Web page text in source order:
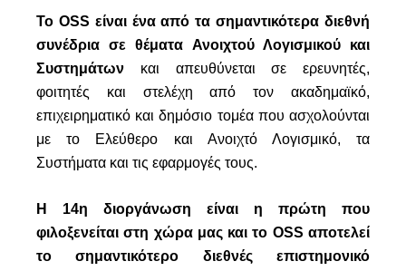
Το OSS είναι ένα από τα σημαντικότερα διεθνή
συνέδρια σε θέματα Ανοιχτού Λογισμικού και
Συστημάτων και απευθύνεται σε ερευνητές,
φοιτητές και στελέχη από τον ακαδημαϊκό,
επιχειρηματικό και δημόσιο τομέα που ασχολούνται
με το Ελεύθερο και Ανοιχτό Λογισμικό, τα
Συστήματα και τις εφαρμογές τους.
Η 14η διοργάνωση είναι η πρώτη που
φιλοξενείται στη χώρα μας και το OSS αποτελεί
το σημαντικότερο διεθνές επιστημονικό